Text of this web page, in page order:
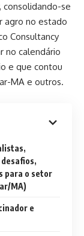
se
agro no estado
Consultancy
no calendário
e que contou
MA e outros.
para o setor
MA)
e